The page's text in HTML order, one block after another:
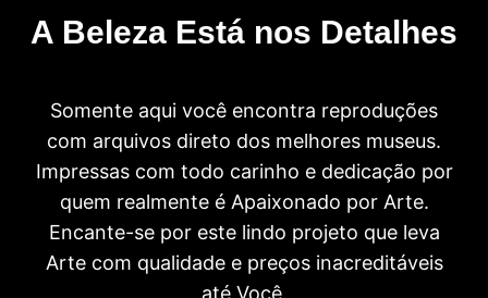
A Beleza Está nos Detalhes
Somente aqui você encontra reproduções
com arquivos direto dos melhores museus.
Impressas com todo carinho e dedicação por
quem realmente é Apaixonado por Arte.
Encante-se por este lindo projeto que leva
Arte com qualidade e preços inacreditáveis
até Você.